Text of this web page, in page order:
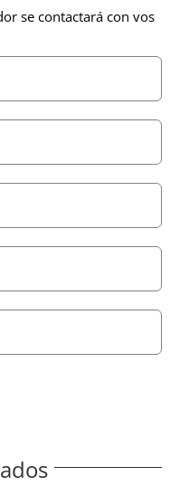
se contactará con vos